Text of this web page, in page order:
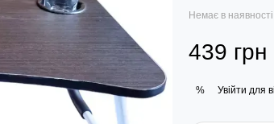
Немає в наявності
439 грн
% Увійти для